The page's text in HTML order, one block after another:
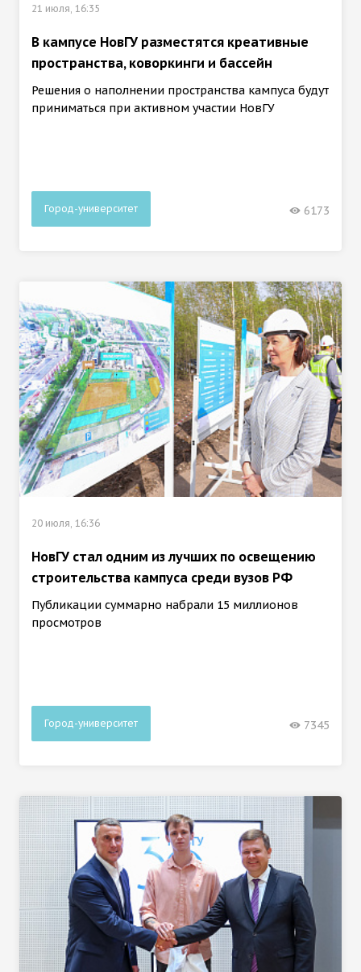
21 июля, 16:35
В кампусе НовГУ разместятся креативные
пространства, коворкинги и бассейн
Решения о наполнении пространства кампуса будут
приниматься при активном участии НовГУ
Город-университет 6173
20 июля, 16:36
НовГУ стал одним из лучших по освещению
строительства кампуса среди вузов РФ
Публикации суммарно набрали 15 миллионов
просмотров
Город-университет 7345